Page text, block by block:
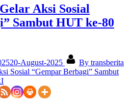
Aksi Sosial
Sambut HUT ke-80
20-August-2025 By transberita